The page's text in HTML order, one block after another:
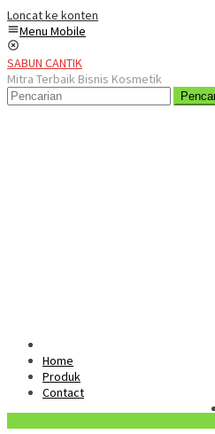
Loncat ke konten
Menu Mobile
SABUN CANTIK
Mitra Terbaik Bisnis Kosmetik
Home
Produk
Contact